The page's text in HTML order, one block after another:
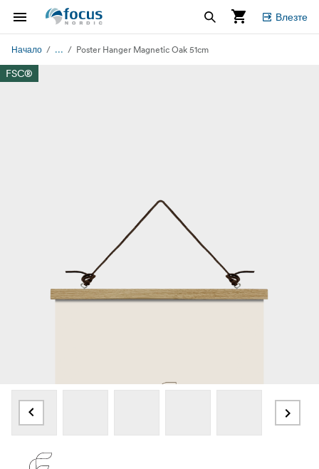
Влезте
Начало ... Poster Hanger Magnetic Oak 51cm
FSC®